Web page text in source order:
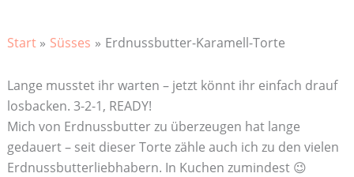
Start Süsses Erdnussbutter-Karamell-Torte
Lange musstet ihr warten – jetzt könnt ihr einfach drauf
losbacken. 3-2-1, READY!
Mich von Erdnussbutter zu überzeugen hat lange
gedauert – seit dieser Torte zähle auch ich zu den vielen
Erdnussbutterliebhabern. In Kuchen zumindest 😉